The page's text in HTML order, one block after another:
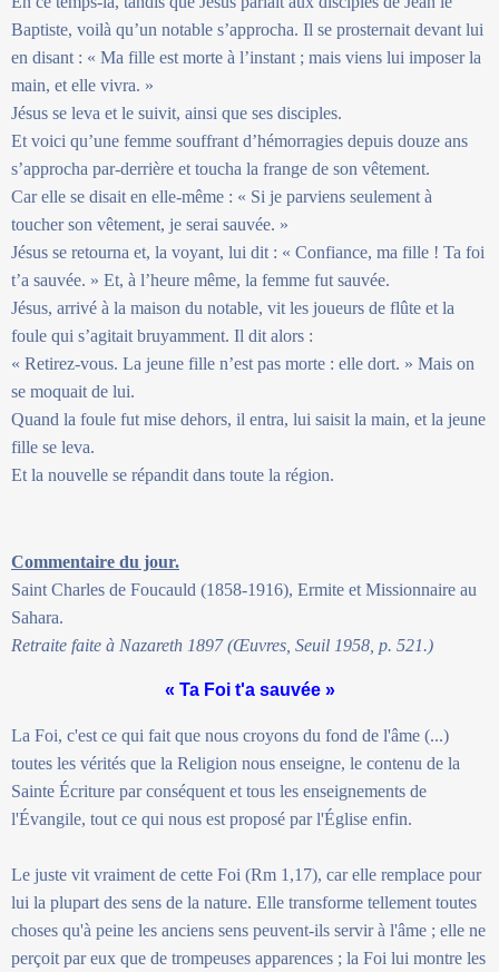
Baptiste, voilà qu’un notable s’approcha. Il se prosternait devant lui
en disant : « Ma fille est morte à l’instant ; mais viens lui imposer la
main, et elle vivra. »
Jésus se leva et le suivit, ainsi que ses disciples.
Et voici qu’une femme souffrant d’hémorragies depuis douze ans
s’approcha par-derrière et toucha la frange de son vêtement.
Car elle se disait en elle-même : « Si je parviens seulement à
toucher son vêtement, je serai sauvée. »
Jésus se retourna et, la voyant, lui dit : « Confiance, ma fille ! Ta foi
t’a sauvée. » Et, à l’heure même, la femme fut sauvée.
Jésus, arrivé à la maison du notable, vit les joueurs de flûte et la
foule qui s’agitait bruyamment. Il dit alors :
« Retirez-vous. La jeune fille n’est pas morte : elle dort. » Mais on
se moquait de lui.
Quand la foule fut mise dehors, il entra, lui saisit la main, et la jeune
fille se leva.
Et la nouvelle se répandit dans toute la région.
Commentaire du jour.
Saint Charles de Foucauld (1858-1916), Ermite et Missionnaire au
Sahara.
Retraite faite à Nazareth 1897 (Œuvres, Seuil 1958, p. 521.)
« Ta Foi t'a sauvée »
La Foi, c'est ce qui fait que nous croyons du fond de l'âme (...)
toutes les vérités que la Religion nous enseigne, le contenu de la
Sainte Écriture par conséquent et tous les enseignements de
l'Évangile, tout ce qui nous est proposé par l'Église enfin.
Le juste vit vraiment de cette Foi (Rm 1,17), car elle remplace pour
lui la plupart des sens de la nature. Elle transforme tellement toutes
choses qu'à peine les anciens sens peuvent-ils servir à l'âme ; elle ne
perçoit par eux que de trompeuses apparences ; la Foi lui montre les